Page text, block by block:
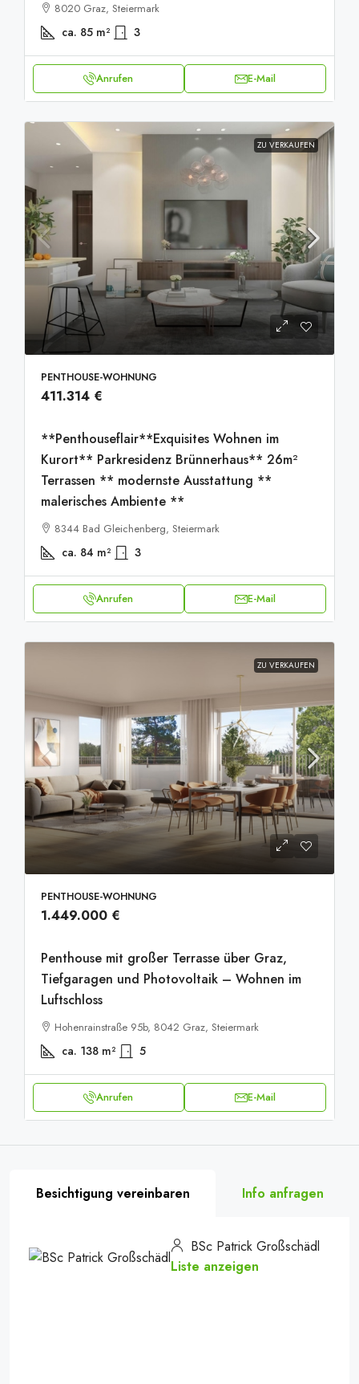
8020 Graz, Steiermark
ca. 85 m² 3
Anrufen E-Mail
ZU VERKAUFEN
PENTHOUSE-WOHNUNG
411.314 €
**Penthouseflair**Exquisites Wohnen im
Kurort** Parkresidenz Brünnerhaus** 26m²
Terrassen ** modernste Ausstattung **
malerisches Ambiente **
8344 Bad Gleichenberg, Steiermark
ca. 84 m² 3
Anrufen E-Mail
ZU VERKAUFEN
PENTHOUSE-WOHNUNG
1.449.000 €
Penthouse mit großer Terrasse über Graz,
Tiefgaragen und Photovoltaik – Wohnen im
Luftschloss
Hohenrainstraße 95b, 8042 Graz, Steiermark
ca. 138 m² 5
Anrufen E-Mail
Besichtigung vereinbaren Info anfragen
BSc Patrick Großschädl
Liste anzeigen